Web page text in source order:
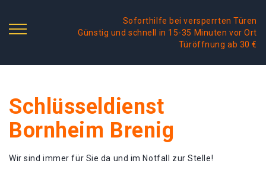
Soforthilfe bei versperrten Türen
Günstig und schnell in 15-35 Minuten vor Ort
Türöffnung ab 30 €
Schlüsseldienst
Bornheim Brenig
Wir sind immer für Sie da und im Notfall zur Stelle!